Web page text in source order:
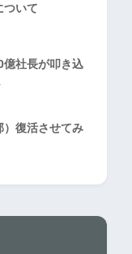
ついて
億社長が叩き込
）復活させてみ